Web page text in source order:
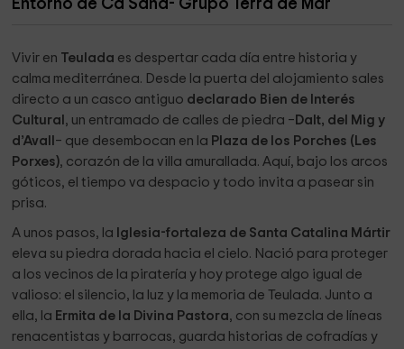
Lo que más destacamos es el cariño con el que fue creado
y laatmósfera de hogarque cada día intentamos
mantener.
Esta casa no nació por accidente, sino como un proyecto
de vida, un sueño compartido entre nosotros, que quisimos
levantar pensando en nuestra familia, nuestros amigos… y
algún día, nuestros nietos.
Cuando nuestros huéspedes entran, lo primero que suelen
decir es lo acogedor que se siente todo: “cuánto detalle,
cuánto mimo".
Que las camas sean amplias, las sábanas suaves, los baños
modernos… sí, nos importa muchísimo. Pero lo que más nos
Entorno de Ca Sana- Grupo Terra de Mar
Vivir en Teulada es despertar cada día entre historia y
calma mediterránea. Desde la puerta del alojamiento sales
directo a un casco antiguo declarado Bien de Interés
Cultural , un entramado de calles de piedra – Dalt, del Mig y
d’Avall – que desembocan en la Plaza de los Porches (Les
Porxes), corazón de la villa amurallada. Aquí, bajo los arcos
góticos, el tiempo va despacio y todo invita a pasear sin
prisa.
A unos pasos, la Iglesia-fortaleza de Santa Catalina Mártir
eleva su piedra dorada hacia el cielo. Nació para proteger
a los vecinos de la piratería y hoy protege algo igual de
valioso: el silencio, la luz y la memoria de Teulada. Junto a
ella, la Ermita de la Divina Pastora, con su mezcla de líneas
renacentistas y barrocas, guarda historias de cofradías y